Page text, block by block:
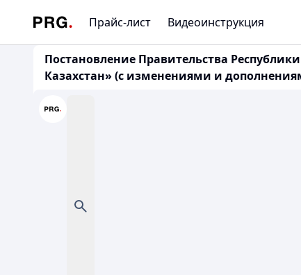
Прайс-лист Видеоинструкция
Постановление Правительства
Казахстан» (с изменениями и